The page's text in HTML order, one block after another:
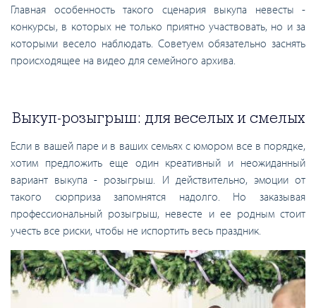
Главная особенность такого сценария выкупа невесты -
конкурсы, в которых не только приятно участвовать, но и за
которыми весело наблюдать. Советуем обязательно заснять
происходящее на видео для семейного архива.
Выкуп-розыгрыш: для веселых и смелых
Если в вашей паре и в ваших семьях с юмором все в порядке,
хотим предложить еще один креативный и неожиданный
вариант выкупа - розыгрыш. И действительно, эмоции от
такого сюрприза запомнятся надолго. Но заказывая
профессиональный розыгрыш, невесте и ее родным стоит
учесть все риски, чтобы не испортить весь праздник.